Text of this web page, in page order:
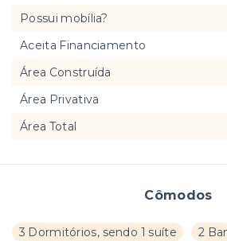
Cômodos
3 Dormitórios, sendo 1 suíte 2
Possui mobília?
Aceita Financiamento
Área Construída
Área Privativa
Área Total